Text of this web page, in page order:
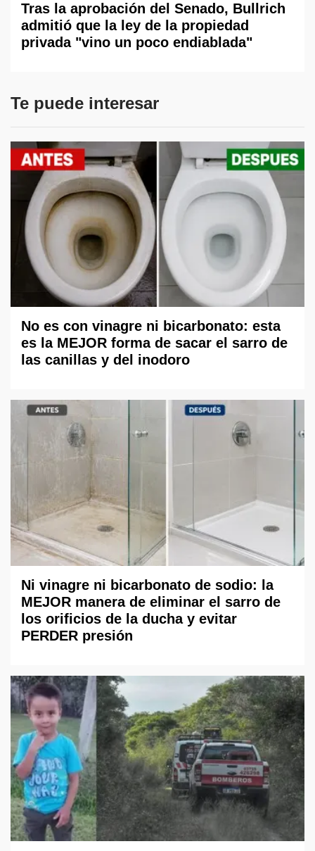
Tras la aprobación del Senado, Bullrich
admitió que la ley de la propiedad
privada "vino un poco endiablada"
Te puede interesar
No es con vinagre ni bicarbonato: esta
es la MEJOR forma de sacar el sarro de
las canillas y del inodoro
Ni vinagre ni bicarbonato de sodio: la
MEJOR manera de eliminar el sarro de
los orificios de la ducha y evitar
PERDER presión